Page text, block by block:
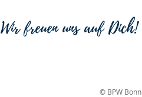
Wir freuen uns auf Dich!
© BPW Bonn